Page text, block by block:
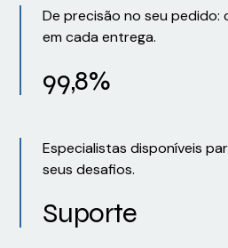
De precisão no seu pedido:
em cada entrega.
99,8%
Especialistas disponíveis
seus desafios.
Suporte